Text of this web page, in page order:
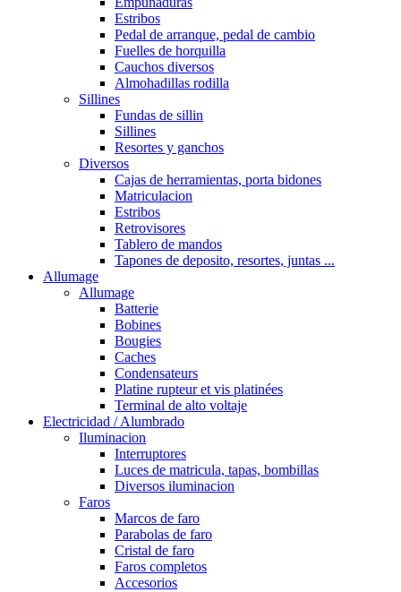
Estribos
Pedal de arranque, pedal de cambio
Fuelles de horquilla
Cauchos diversos
Almohadillas rodilla
Sillines
Fundas de sillin
Sillines
Resortes y ganchos
Diversos
Cajas de herramientas, porta bidones
Matriculacion
Estribos
Retrovisores
Tablero de mandos
Tapones de deposito, resortes, juntas ...
Allumage
Allumage
Batterie
Bobines
Bougies
Caches
Condensateurs
Platine rupteur et vis platinées
Terminal de alto voltaje
Electricidad / Alumbrado
Iluminacion
Interruptores
Luces de matricula, tapas, bombillas
Diversos iluminacion
Faros
Marcos de faro
Parabolas de faro
Cristal de faro
Faros completos
Accesorios